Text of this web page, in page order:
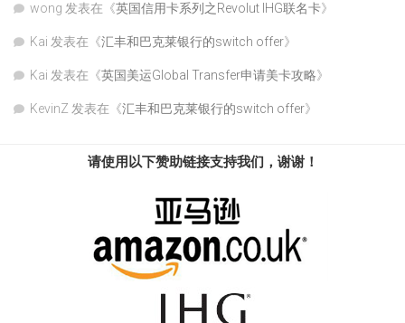
wong 发表在《英国信用卡系列之Revolut IHG联名卡》
Kai 发表在《汇丰和巴克莱银行的switch offer》
Kai 发表在《英国美运Global Transfer申请美卡攻略》
KevinZ 发表在《汇丰和巴克莱银行的switch offer》
请使用以下赞助链接支持我们，谢谢！